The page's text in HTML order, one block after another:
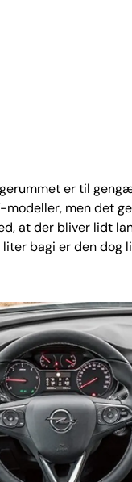
er til
modeller, men det
at der bliver lidt
bagi er den dog